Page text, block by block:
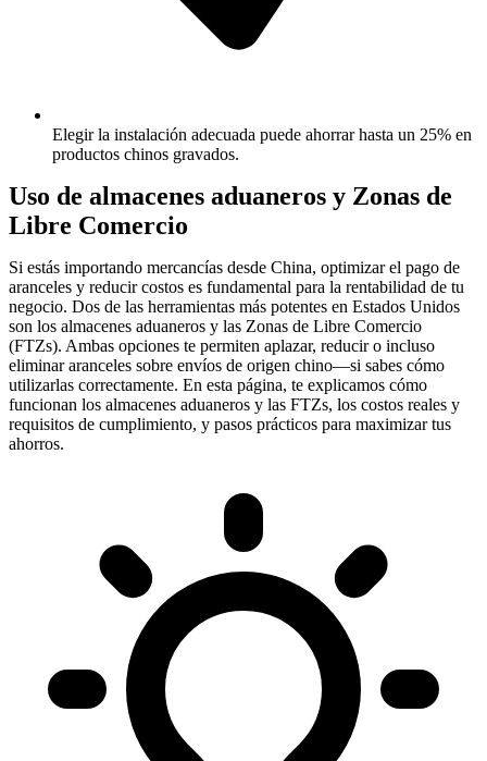
Elegir la instalación adecuada puede ahorrar hasta un 25% en
productos chinos gravados.
Uso de almacenes aduaneros y Zonas de
Libre Comercio
Si estás importando mercancías desde China, optimizar el pago de
aranceles y reducir costos es fundamental para la rentabilidad de tu
negocio. Dos de las herramientas más potentes en Estados Unidos
son los almacenes aduaneros y las Zonas de Libre Comercio
(FTZs). Ambas opciones te permiten aplazar, reducir o incluso
eliminar aranceles sobre envíos de origen chino—si sabes cómo
utilizarlas correctamente. En esta página, te explicamos cómo
funcionan los almacenes aduaneros y las FTZs, los costos reales y
requisitos de cumplimiento, y pasos prácticos para maximizar tus
ahorros.